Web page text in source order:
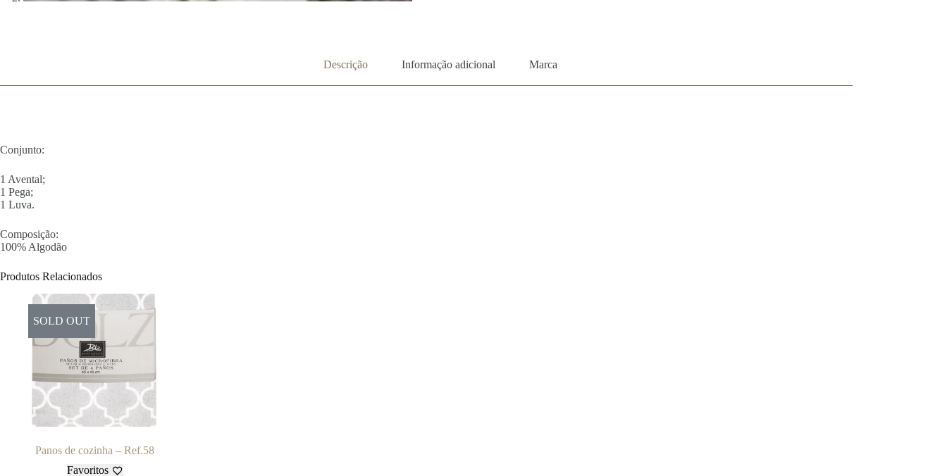
Descrição Informação adicional Marca
Conjunto:
1 Avental;
1 Pega;
1 Luva.
Composição:
100% Algodão
Produtos Relacionados
SOLD OUT
Panos de cozinha – Ref.58
Favoritos